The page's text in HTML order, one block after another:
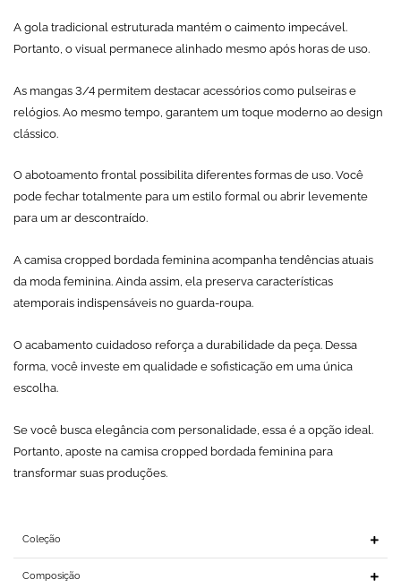
A gola tradicional estruturada mantém o caimento impecável.
Portanto, o visual permanece alinhado mesmo após horas de uso.
As mangas 3/4 permitem destacar acessórios como pulseiras e
relógios. Ao mesmo tempo, garantem um toque moderno ao design
clássico.
O abotoamento frontal possibilita diferentes formas de uso. Você
pode fechar totalmente para um estilo formal ou abrir levemente
para um ar descontraído.
A camisa cropped bordada feminina acompanha tendências atuais
da moda feminina. Ainda assim, ela preserva características
atemporais indispensáveis no guarda-roupa.
O acabamento cuidadoso reforça a durabilidade da peça. Dessa
forma, você investe em qualidade e sofisticação em uma única
escolha.
Se você busca elegância com personalidade, essa é a opção ideal.
Portanto, aposte na camisa cropped bordada feminina para
transformar suas produções.
Coleção
Composição